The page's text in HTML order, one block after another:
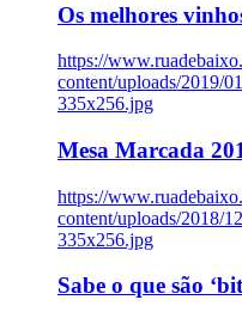
Os melhores
https://
content/uploads/2019/
335x256.jpg
Mesa Marcada
https://
content/uploads/2018/
335x256.jpg
Sabe o que são